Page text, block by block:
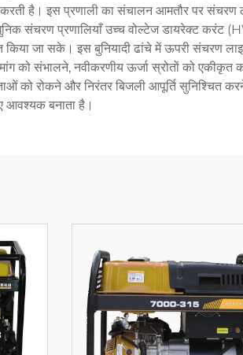
है। इस प्रणाली का संचालन आमतौर पर संचरण
संचरण प्रणालियाँ उच्च वोल्टेज डायरेक्ट करंट
किया जा सके। इस बुनियादी ढांचे में ऊपरी संचरण
मांग को संभालने, नवीकरणीय ऊर्जा स्रोतों को
को रोकने और निरंतर बिजली आपूर्ति सुनिश्चित
आवश्यक बनाता है।